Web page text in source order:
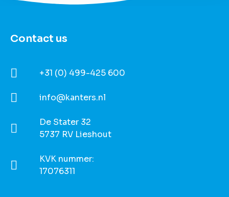
Contact us
+31 (0) 499-425 600
info@kanters.nl
De Stater 32
5737 RV Lieshout
KVK nummer:
17076311